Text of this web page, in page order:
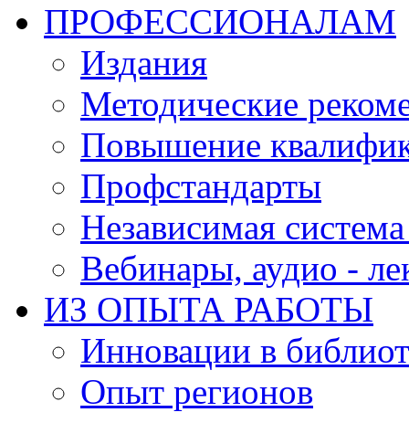
ПРОФЕССИОНАЛАМ
Издания
Методические
Повышение
Профстандарты
Независимая
Вебинары, аудио -
ИЗ ОПЫТА РАБОТЫ
Инновации в
Опыт регионов